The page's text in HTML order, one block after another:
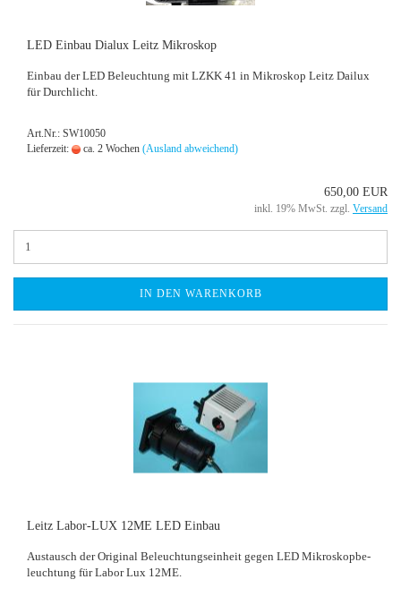
LED Ein­bau Di­al­ux Leitz Mi­kro­skop
Ein­bau der LED Be­leuch­tung mit LZKK 41 in Mi­kro­skop Leitz Dai­lux
für Durch­licht.
Art.Nr.: SW10050
Lieferzeit:
ca. 2 Wochen (Ausland abweichend)
650,00 EUR
inkl. 19% MwSt. zzgl. Versand
IN DEN WARENKORB
Leitz Labor-​​LUX 12ME LED Ein­bau
Aus­tausch der Ori­gi­nal Be­leuch­tungs­ein­heit gegen LED Mi­kro­skop­be­
leuch­tung für Labor Lux 12ME.